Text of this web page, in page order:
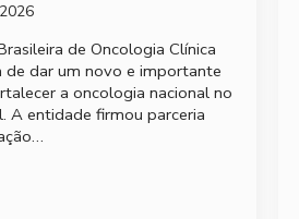
de Oncologia Clínica
de dar um novo e importante
a oncologia nacional no
A entidade firmou parceria